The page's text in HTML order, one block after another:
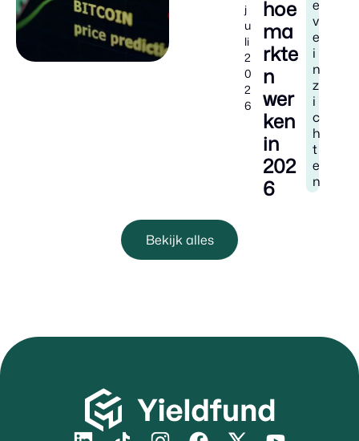
j
u
li
2
0
2
6
e
v
e
i
n
z
i
c
h
t
e
n
hoe
ma
rkte
n
wer
ken
in
202
6
Bekijk alles